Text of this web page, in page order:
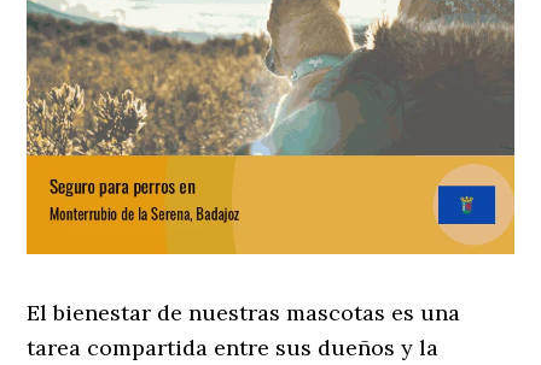
El bienestar de nuestras mascotas es una
tarea compartida entre sus dueños y la